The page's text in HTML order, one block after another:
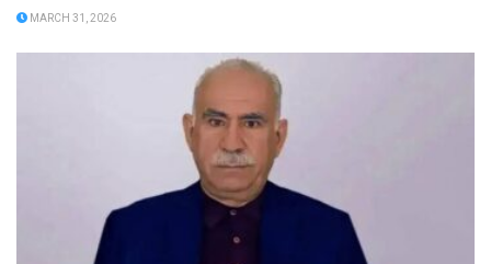
MARCH 31, 2026